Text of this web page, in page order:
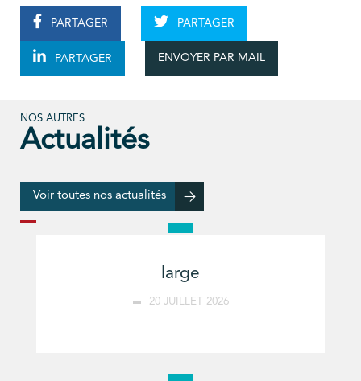
PARTAGER PARTAGER
PARTAGER ENVOYER PAR MAIL
NOS AUTRES
Actualités
Voir toutes nos actualités
large
20 JUILLET 2026